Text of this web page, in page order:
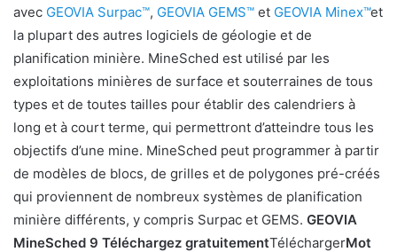
avec GEOVIA Surpac™, GEOVIA GEMS™ et GEOVIA Minex™et
la plupart des autres logiciels de géologie et de
planification minière. MineSched est utilisé par les
exploitations minières de surface et souterraines de tous
types et de toutes tailles pour établir des calendriers à
long et à court terme, qui permettront d’atteindre tous les
objectifs d’une mine. MineSched peut programmer à partir
de modèles de blocs, de grilles et de polygones pré-créés
qui proviennent de nombreux systèmes de planification
minière différents, y compris Surpac et GEMS. GEOVIA
MineSched 9 Téléchargez gratuitementTéléchargerMot